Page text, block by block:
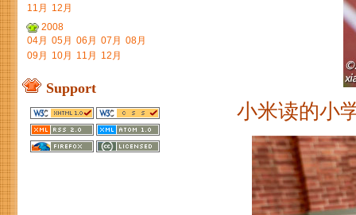
小米读的小
11月
12月
2008
04月 05月 06月 07月 08月
09月
10月 11月 12月
Support